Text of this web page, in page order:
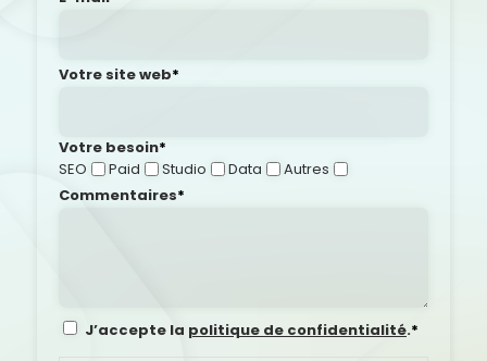
Votre site web*
Votre besoin*
SEO
Paid Studio Data
Autres
Commentaires*
R
J’accepte la politique de confidentialité.*